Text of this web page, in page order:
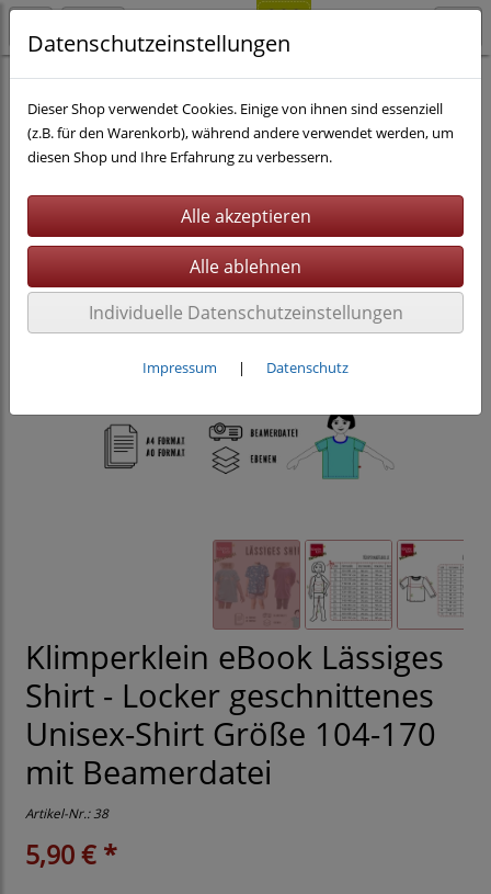
Nähen eBooks Kinderkleidung
Klimperklein eBook Lässiges
Shirt - Locker geschnittenes
Unisex-Shirt Größe 104-170
mit Beamerdatei
Artikel-Nr.:38
5,90 € *
Datenschutzeinstellungen
Dieser Shop verwendet Cookies. Einige von ihnen sind essenziell
(z.B. für den Warenkorb), während andere verwendet werden, um
diesen Shop und Ihre Erfahrung zu verbessern.
Individuelle Datenschutzeinstellungen
Impressum | Datenschutz